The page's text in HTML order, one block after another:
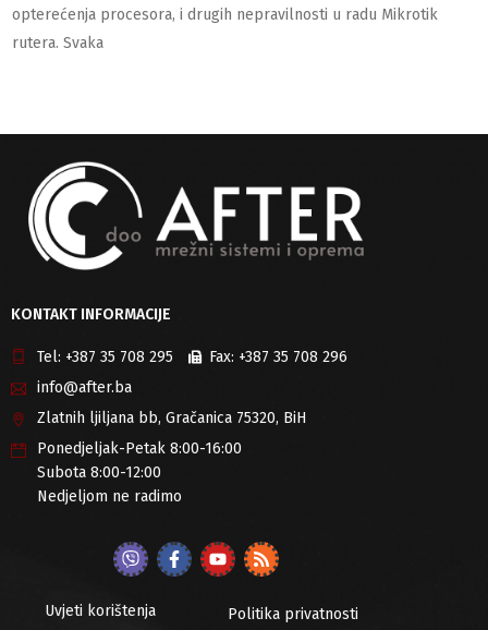
opterećenja procesora, i drugih nepravilnosti u radu Mikrotik
rutera. Svaka
KONTAKT INFORMACIJE
Tel: +387 35 708 295 Fax: +387 35 708 296
info@after.ba
Zlatnih ljiljana bb, Gračanica 75320, BiH
Ponedjeljak-Petak 8:00-16:00
Subota 8:00-12:00
Nedjeljom ne radimo
Uvjeti korištenja
Politika privatnosti